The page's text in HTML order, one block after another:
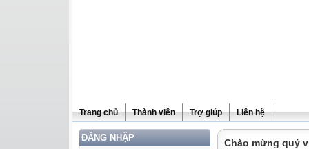
Trang chủ Thành viên Trợ giúp Liên hệ
ĐĂNG NHẬP Chào mừng quý